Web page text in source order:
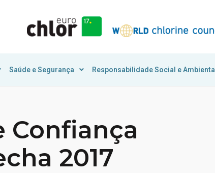
Saúde e Segurança Responsabilidade Social e Ambiental
Confiança
2017